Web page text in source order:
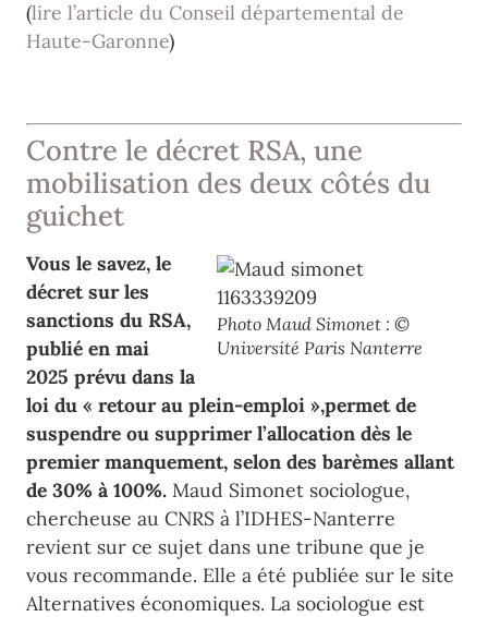
(lire l’article du Conseil départemental de
Haute-Garonne)
Contre le décret RSA, une
mobilisation des deux côtés du
guichet
Photo Maud Simonet : ©
Université Paris Nanterre
Vous le savez, le
décret sur les
sanctions du RSA,
publié en mai
2025 prévu dans la
loi du « retour au plein-emploi »,permet de
suspendre ou supprimer l’allocation dès le
premier manquement, selon des barèmes allant
de 30% à 100%. Maud Simonet sociologue,
chercheuse au CNRS à l’IDHES-Nanterre
revient sur ce sujet dans une tribune que je
vous recommande. Elle a été publiée sur le site
Alternatives économiques. La sociologue est